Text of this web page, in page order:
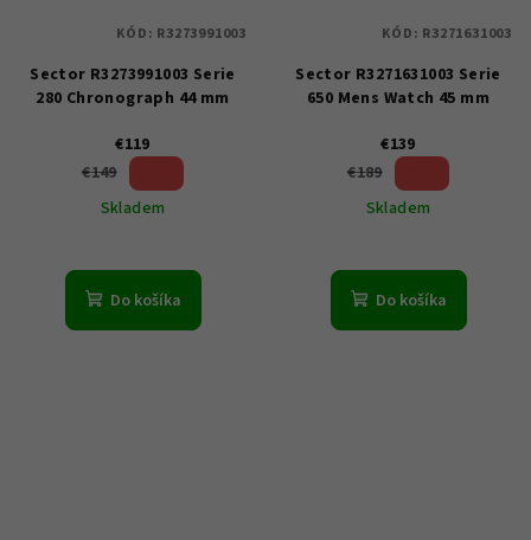
Sector R3273991003 Serie
280 Chronograph 44 mm
€119
€149
Skladem
Do košíka
KÓD: R3273991003
Sector R3271631003 Serie
650 Mens Watch 45 mm
€139
€189
Skladem
Do košíka
KÓD: R3271631003